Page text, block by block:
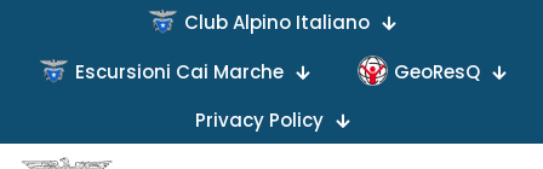
Club Alpino Italiano
Escursioni Cai Marche
GeoResQ
Privacy Policy
Giorno
29/06/2025